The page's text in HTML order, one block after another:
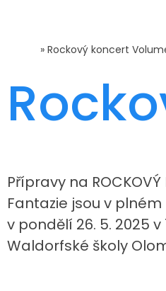
» Rockový koncert
Přípravy na ROCKOVÝ
Fantazie jsou v
v pondělí 26. 5. 2025 v
Waldorfské školy